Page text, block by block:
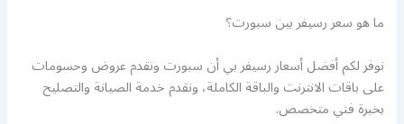
ما هو سعر رسيفر بين سبورت؟
نوفر لكم أفضل أسعار رسيفر بي أن سبورت ونقدم عروض وحسومات
على باقات الانترنت والباقة الكاملة، ونقدم خدمة الصيانة والتصليح
بخبرة فني متخصص.